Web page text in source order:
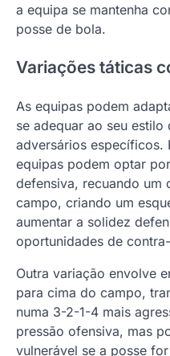
a equipa se mantenha
posse de bola.
Variações táticas
As equipas podem
se adequar ao seu
adversários específicos.
equipas podem optar
defensiva, recuando um
campo, criando um
aumentar a solidez
oportunidades de
Outra variação envolve
para cima do campo,
numa 3-2-1-4 mais
pressão ofensiva, mas
vulnerável se a posse